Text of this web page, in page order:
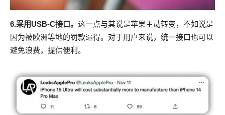
6.采用USB-C接口。 这一点与其说是苹果主动转变，不如说是
因为被欧洲等地的罚款逼得。对于用户来说，统一接口也可以
避免浪费，提供便利。